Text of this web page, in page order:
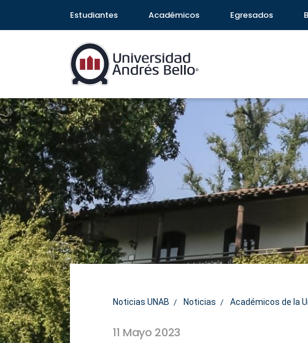
Estudiantes Académicos Egresados
Noticias UNAB Noticias Académicos de la
11 Mayo 2023